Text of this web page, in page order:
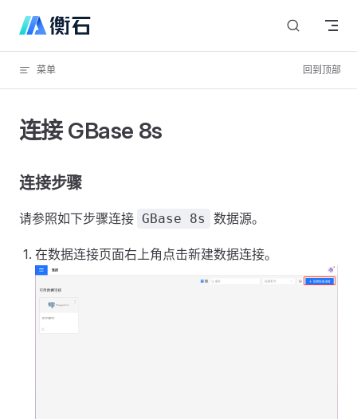
Skip to content
菜单 回到顶部
连接 GBase 8s
连接步骤
请参照如下步骤连接 GBase 8s 数据源。
在数据连接页面右上角点击新建数据连接。